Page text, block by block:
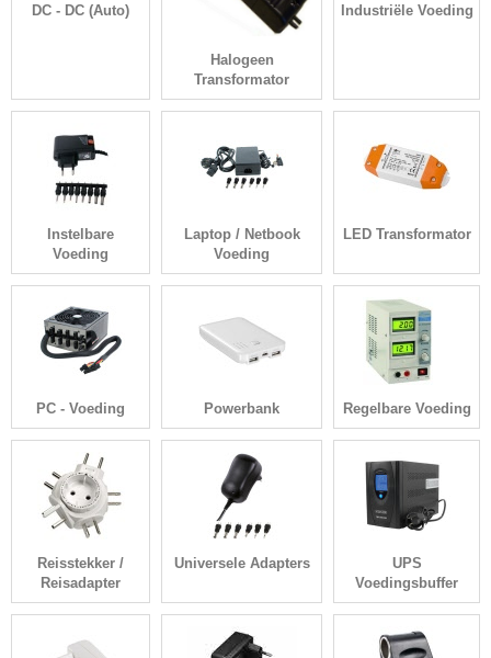
DC - DC (Auto)
Halogeen
Transformator
Industriële Voeding
Instelbare
Voeding
Laptop / Netbook
Voeding
LED Transformator
PC - Voeding Powerbank Regelbare Voeding
Reisstekker /
Reisadapter
Universele Adapters
UPS
Voedingsbuffer